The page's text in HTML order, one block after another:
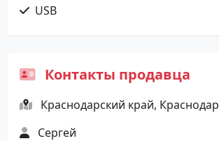
USB
Контакты продавца
Краснодарский край, Краснодар
Сергей